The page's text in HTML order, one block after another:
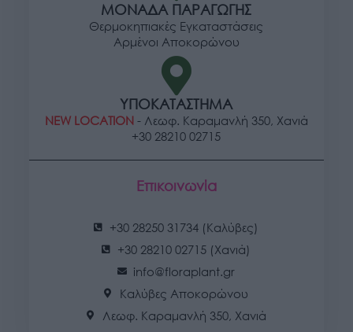
ΜΟΝΑΔΑ ΠΑΡΑΓΩΓΗΣ
Θερμοκηπιακές Εγκαταστάσεις
Αρμένοι Αποκορώνου
ΥΠΟΚΑΤΑΣΤΗΜΑ
NEW LOCATION- Λεωφ. Καραμανλή 350, Χανιά
+30 28210 02715
Επικοινωνία
+30 28250 31734 (Καλύβες)
+30 28210 02715 (Χανιά)
info@floraplant.gr
Καλύβες Αποκορώνου
Λεωφ. Καραμανλή 350, Χανιά